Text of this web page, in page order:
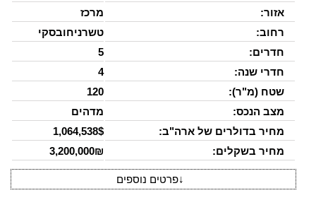
אזור:
מרכז
רחוב:
טשרניחובסקי
חדרים:
5
חדרי שנה:
4
שטח (מ"ר):
120
מצב הנכס:
מדהים
מחיר בדולרים של ארה"ב:
1,064,538$
מחיר בשקלים:
3,200,000₪
↓פרטים נוספים